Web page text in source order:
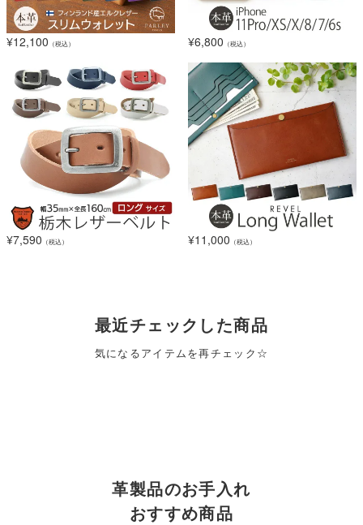
¥12,100 （税込） ¥6,800 （税込）
¥7,590 （税込） ¥11,000 （税込）
最近チェックした商品
気になるアイテムを再チェック☆
革製品のお手入れ
おすすめ商品